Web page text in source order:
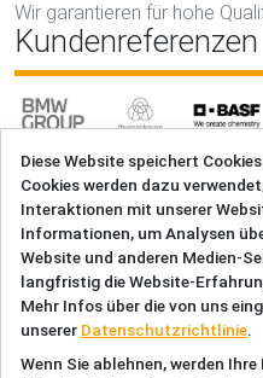
Diese Website speichert
Cookies werden dazu
Interaktionen mit unserer
Informationen, um Analysen
Website und anderen Medien-
langfristig die Website-
Mehr Infos über die von uns
unserer Datenschutzrichtlinie.
Wenn Sie ablehnen, werden
Wir garantieren für hohe
Kundenreferenzen
Unsere
Uebersetzungsbuero.de | Max
Schloßstraße 7, 21465 Reinbek,